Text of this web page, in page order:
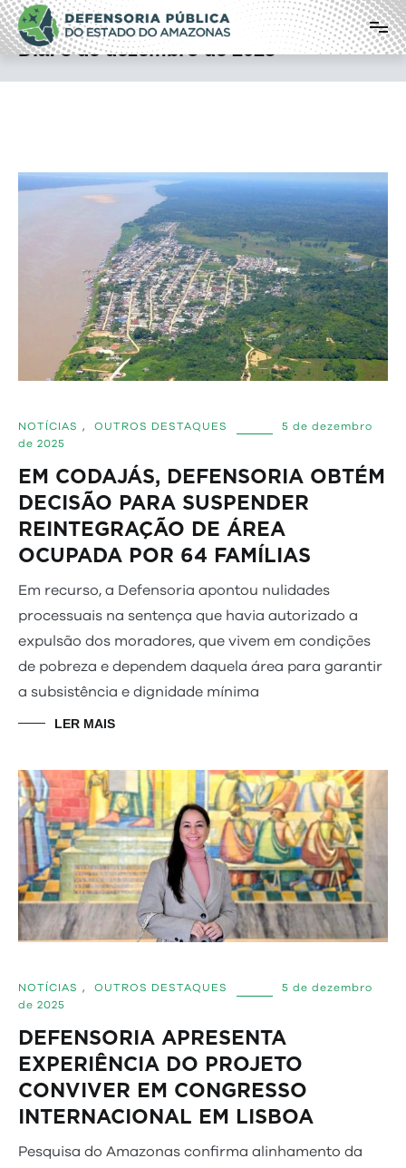
Pular
para
o
conteúdo
Defensoria Pública do Estado do
Amazonas
Dia:5 de dezembro de 2025
NOTÍCIAS , OUTROS DESTAQUES
5 de dezembro
de 2025
EM CODAJÁS, DEFENSORIA OBTÉM
DECISÃO PARA SUSPENDER
REINTEGRAÇÃO DE ÁREA
OCUPADA POR 64 FAMÍLIAS
Em recurso, a Defensoria apontou nulidades
processuais na sentença que havia autorizado a
expulsão dos moradores, que vivem em condições
de pobreza e dependem daquela área para garantir
a subsistência e dignidade mínima
LER MAIS
NOTÍCIAS , OUTROS DESTAQUES
5 de dezembro
de 2025
DEFENSORIA APRESENTA
EXPERIÊNCIA DO PROJETO
CONVIVER EM CONGRESSO
INTERNACIONAL EM LISBOA
Pesquisa do Amazonas confirma alinhamento da